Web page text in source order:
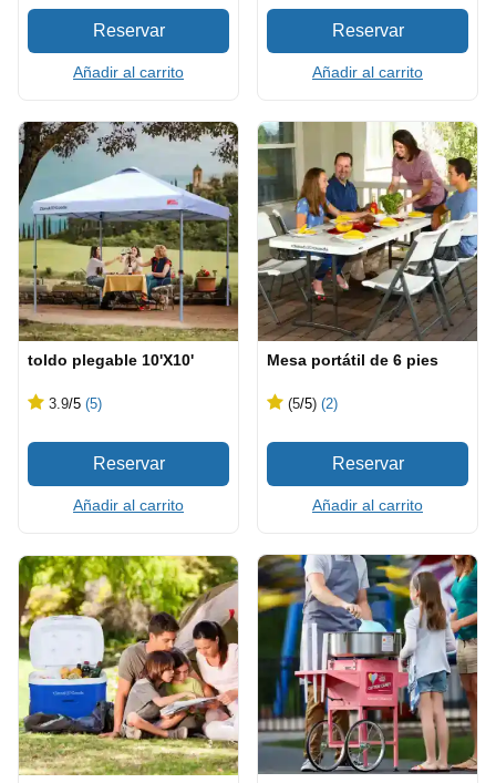
Añadir al carrito Añadir al carrito
toldo plegable 10'X10'
3.9/5 (5)
Añadir al carrito
Mesa portátil de 6 pies
(5/5) (2)
Añadir al carrito